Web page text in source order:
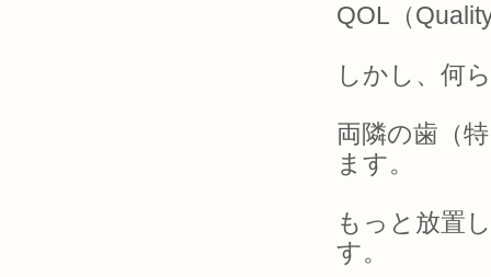
QOL（
しかし、何
両隣の歯（
ます。
もっと放置
す。